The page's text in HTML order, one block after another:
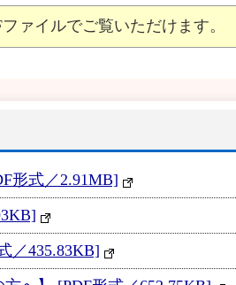
ァイルでご覧いただけます。
形式／2.91MB]
／435.83KB]